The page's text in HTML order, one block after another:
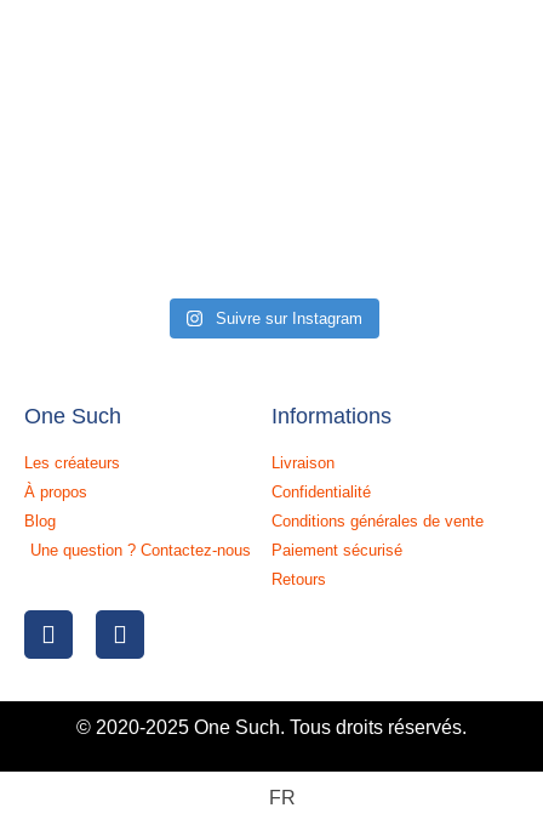
Suivre sur Instagram
One Such
Les créateurs
À propos
Blog
Une question ? Contactez-nous
Informations
Livraison
Confidentialité
Conditions générales de vente
Paiement sécurisé
Retours
© 2020-2025 One Such. Tous droits réservés.
FR